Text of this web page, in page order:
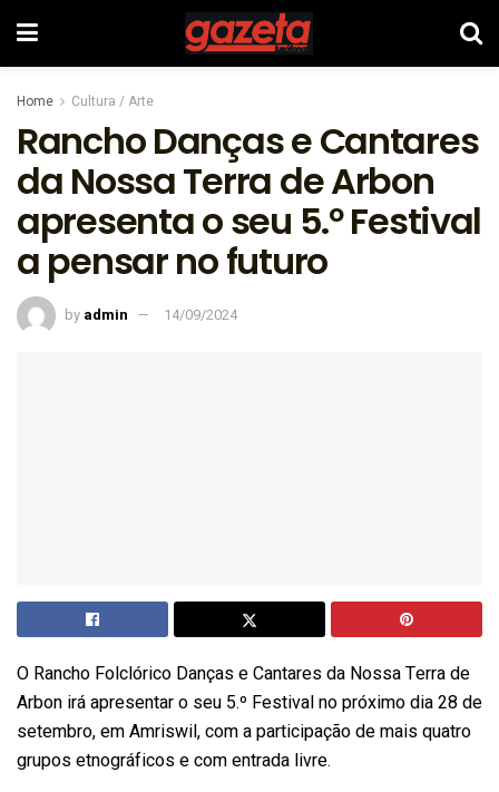
Home Cultura / Arte
Rancho Danças e Cantares
da Nossa Terra de Arbon
apresenta o seu 5.º Festival
a pensar no futuro
by admin 14/09/2024
O Rancho Folclórico Danças e Cantares da Nossa Terra de
Arbon irá apresentar o seu 5.º Festival no próximo dia 28 de
setembro, em Amriswil, com a participação de mais quatro
grupos etnográficos e com entrada livre.